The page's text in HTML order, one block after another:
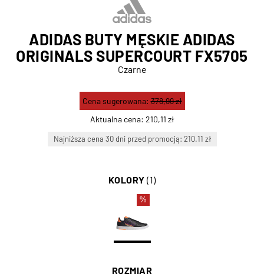
ADIDAS BUTY MĘSKIE ADIDAS
ORIGINALS SUPERCOURT FX5705
Czarne
Aktualna cena: 210,11 zł
Cena sugerowana:378,99 zł
Najniższa cena 30 dni przed promocją: 210.11 zł
KOLORY (1)
%
ROZMIAR